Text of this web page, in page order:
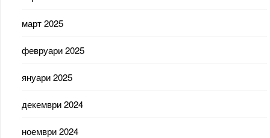
март 2025
февруари 2025
януари 2025
декември 2024
ноември 2024